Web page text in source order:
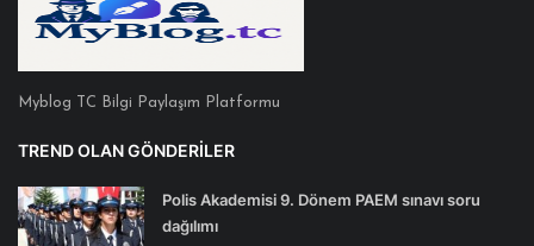
Myblog TC Bilgi Paylaşım Platformu
TREND OLAN GÖNDERILER
Polis Akademisi 9. Dönem PAEM sınavı soru
dağılımı